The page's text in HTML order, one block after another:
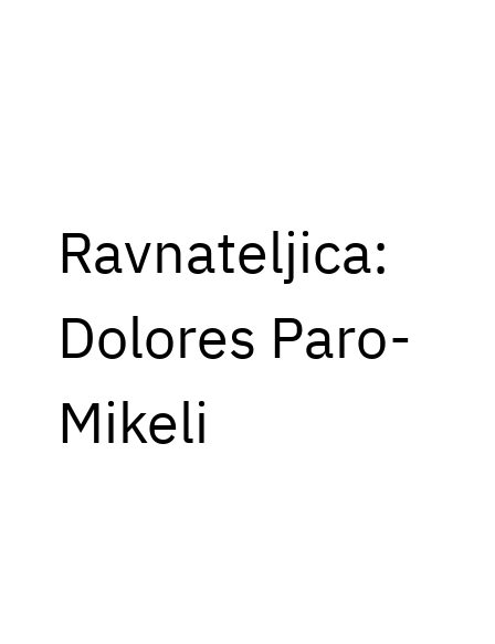
Ravnateljica:
Dolores Paro-
Mikeli